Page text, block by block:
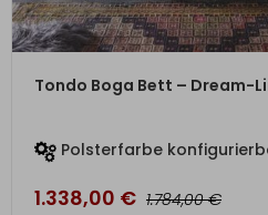
ZUM
Tondo Boga Bett – Dream-
Polsterfarbe
1.338,00 € 1.784,00€